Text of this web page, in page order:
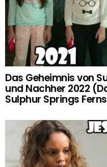
Das Geheimnis von
und Nachher 2022
Sulphur Springs